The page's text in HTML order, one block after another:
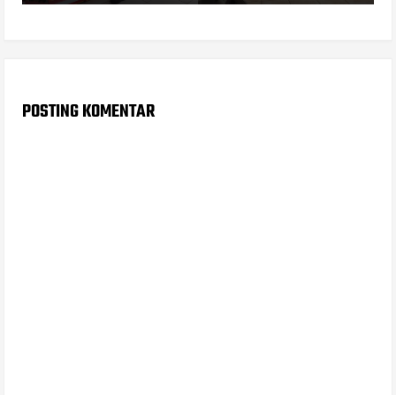
POSTING KOMENTAR